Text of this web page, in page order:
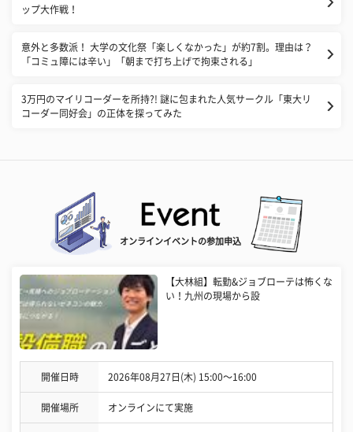
ップ大作戦！
意外と多数派！ 大学の文化祭「楽しくなかった」が約7割。理由は？
「コミュ障には辛い」「朝まで打ち上げで拘束される」
3万円のマイリコーダーを所持?! 謎に包まれた人気サークル「東大リ
コーダー同好会」の正体を探ってみた
オンラインイベントの参加申込
【大林組】転勤&ジョブローテは怖くな
い！九州の現場から設
開催日時 2026年08月27日(木) 15:00〜16:00
開催場所 オンラインにて実施